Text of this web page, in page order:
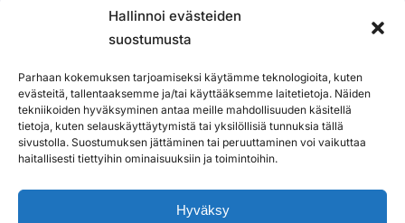
Hallinnoi evästeiden
suostumusta
Parhaan kokemuksen tarjoamiseksi käytämme teknologioita, kuten
evästeitä, tallentaaksemme ja/tai käyttääksemme laitetietoja. Näiden
tekniikoiden hyväksyminen antaa meille mahdollisuuden käsitellä
tietoja, kuten selauskäyttäytymistä tai yksilöllisiä tunnuksia tällä
sivustolla. Suostumuksen jättäminen tai peruuttaminen voi vaikuttaa
haitallisesti tiettyihin ominaisuuksiin ja toimintoihin.
Hyväksy
Olympiastadion
Paavo Nurmen tie 1
toimisto@spv.fi
Yhteystiedot
SEURAA MEITÄ
TILAA UUTISKIRJEEMME